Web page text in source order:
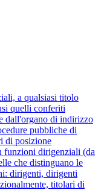
a qualsiasi titolo
quelli conferiti
dall'organo di indirizzo
pubbliche di
di posizione
funzioni dirigenziali (da
che distinguano le
dirigenti, dirigenti
titolari di